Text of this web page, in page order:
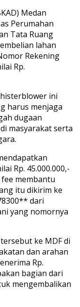
Medan
Perumahan
Tata Ruang
lahan
Rekening
Rp.
ini
harus menjaga
dugaan
masyarakat serta
Rp. 45.000.000,-
membantu
itu dikirim ke
dari
yang nomornya
ke MDF di
dan arahan
Rp.
bagian dari
mengembalikan